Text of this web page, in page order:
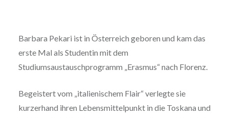
Barbara Pekari ist in Österreich geboren und kam das
erste Mal als Studentin mit dem
Studiumsaustauschprogramm „Erasmus“ nach Florenz.
Begeistert vom „italienischem Flair“ verlegte sie
kurzerhand ihren Lebensmittelpunkt in die Toskana und